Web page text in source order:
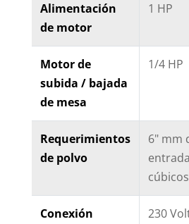
Alimentación
de motor
1 HP
Motor de
subida / bajada
de mesa
1/4 HP
Requerimientos
de polvo
6" mm
Conexión
230